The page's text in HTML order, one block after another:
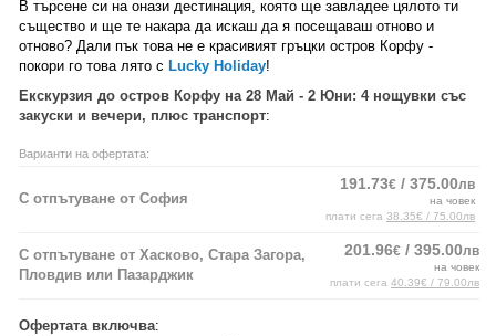
В търсене си на онази дестинация, която ще завладее цялото ти
същество и ще те накара да искаш да я посещаваш отново и
отново? Дали пък това не е красивият гръцки остров Корфу -
покори го това лято с Lucky Holiday!
Екскурзия до остров Корфу на 28 Май - 2 Юни: 4 нощувки със
закуски и вечери, плюс транспорт:
Варианти на офертата:
С отпътуване от София
191.73€ / 375.00лв
на човек
плати сега 38.35€ / 75.00лв
С отпътуване от Хасково, Стара Загора,
Пловдив или Пазарджик
201.96€ / 395.00лв
на човек
плати сега 40.39€ / 79.00лв
Офертата включва: